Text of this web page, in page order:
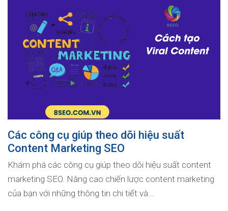
Các công cụ giúp theo dõi hiệu suất
Content Marketing SEO
Khám phá các công cụ giúp theo dõi hiệu suất content
marketing SEO. Nâng cao chiến lược content marketing
của bạn với những thông tin chi tiết và...